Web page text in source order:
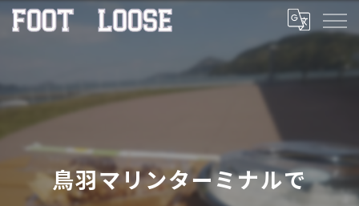
鳥羽マリンターミナルで